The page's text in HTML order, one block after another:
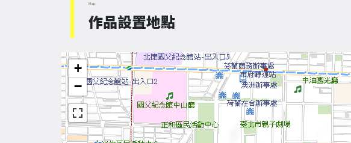
Map
作品設置地點
+
−